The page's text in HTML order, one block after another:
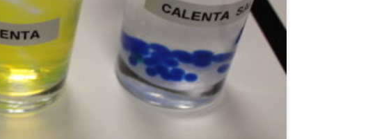
una sopa, quan tiraries la sal? Amb tantes preguntes només
amb les famoses boletes d’hidrogel!! Aquestes boletes són